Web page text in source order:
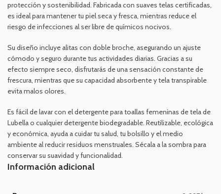
protección y sostenibilidad. Fabricada con suaves telas certificadas,
es ideal para mantener tu piel seca y fresca, mientras reduce el
riesgo de infecciones al ser libre de químicos nocivos.
Su diseño incluye alitas con doble broche, asegurando un ajuste
cómodo y seguro durante tus actividades diarias. Gracias a su
efecto siempre seco, disfrutarás de una sensación constante de
frescura, mientras que su capacidad absorbente y tela transpirable
evita malos olores.
Es fácil de lavar con el detergente para toallas femeninas de tela de
Lubella o cualquier detergente biodegradable. Reutilizable, ecológica
y económica, ayuda a cuidar tu salud, tu bolsillo y el medio
ambiente al reducir residuos menstruales. Sécala a la sombra para
conservar su suavidad y funcionalidad.
Información adicional